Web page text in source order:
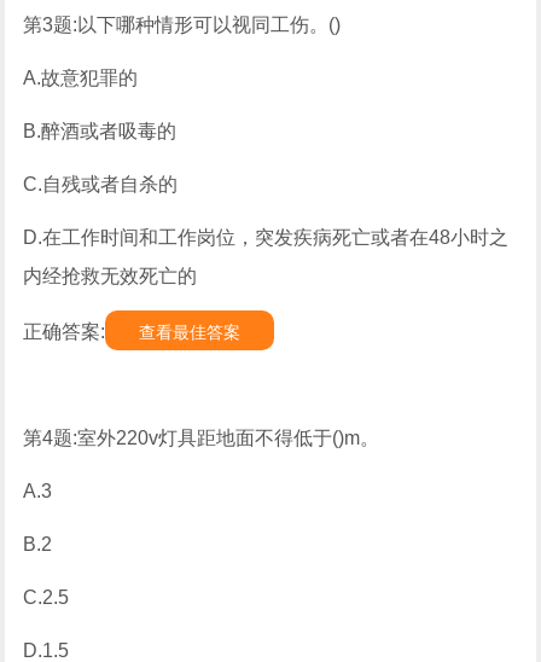
第3题:以下哪种情形可以视同工伤。()
A.故意犯罪的
B.醉酒或者吸毒的
C.自残或者自杀的
D.在工作时间和工作岗位，突发疾病死亡或者在48小时之
内经抢救无效死亡的
正确答案: 查看最佳答案
第4题:室外220v灯具距地面不得低于()m。
A.3
B.2
C.2.5
D.1.5